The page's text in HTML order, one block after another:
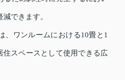
できます。
、ワンルームにおける10畳と1
住スペースとして使用できる広